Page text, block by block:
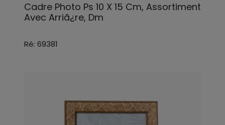
Cadre Photo Ps 10 X 15 Cm, Assortiment
Avec Arriã¿re, Dm
Ré: 69381